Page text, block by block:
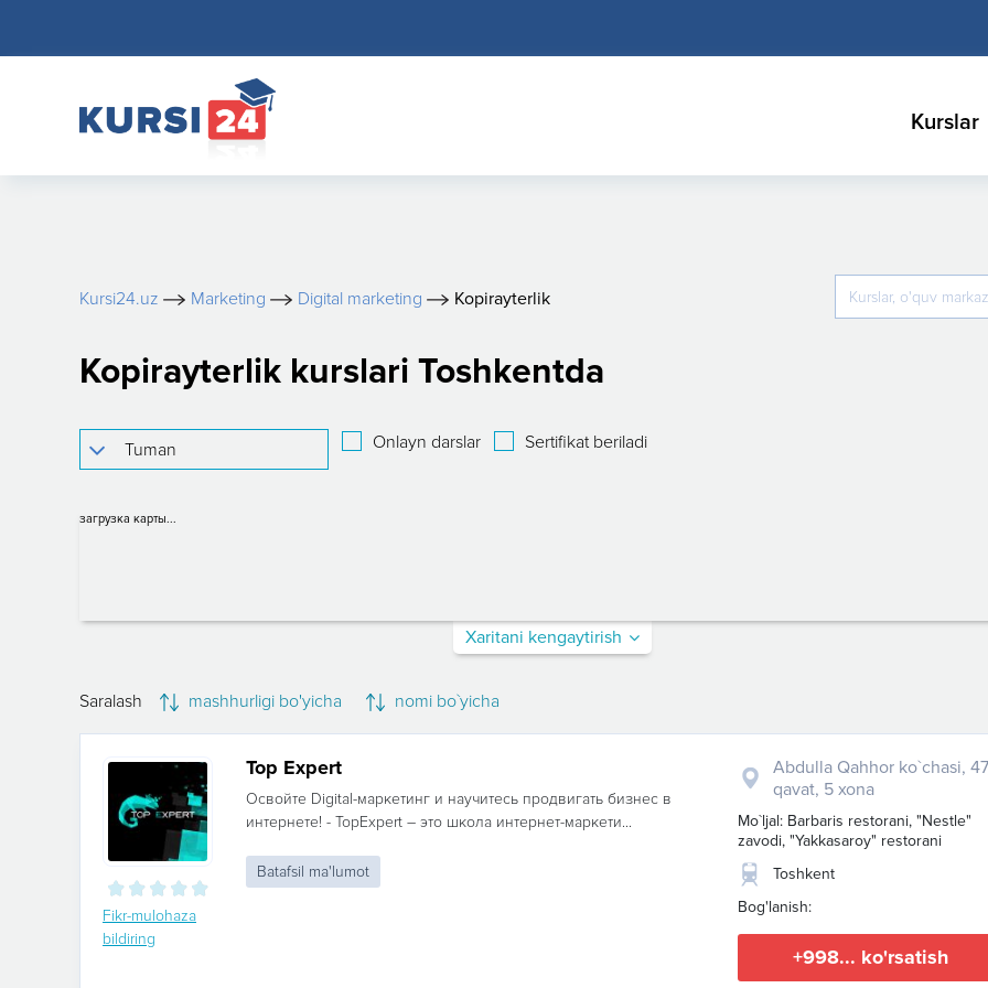
Kurslar
Kursi24.uz Marketing Digital marketing Kopirayterlik
Kopirayterlik kurslari Toshkentda
Onlayn darslar Sertifikat beriladi
загрузка карты...
Xaritani kengaytirish
Saralash mashhurligi bo'yicha nomi bo`yicha
Fikr-mulohaza
bildiring
Top Expert
Освойте Digital-маркетинг и научитесь продвигать бизнес в
интернете! - TopExpert – это школа интернет-маркети...
Batafsil ma'lumot
Abdulla Qahhor ko`chasi,
qavat, 5 xona
Mo`ljal: Barbaris restorani, "Nestle"
zavodi, "Yakkasaroy" restorani
Toshkent
Bog'lanish:
+998... ko'rsatish